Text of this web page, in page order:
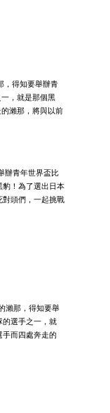
，得知要舉辦青
，就是那個黑
瀨那，將與以前
辦青年世界盃比
！為了選出日本
對頭們，一起挑戰
瀨那，得知要舉
選手之一，就
而四處奔走的